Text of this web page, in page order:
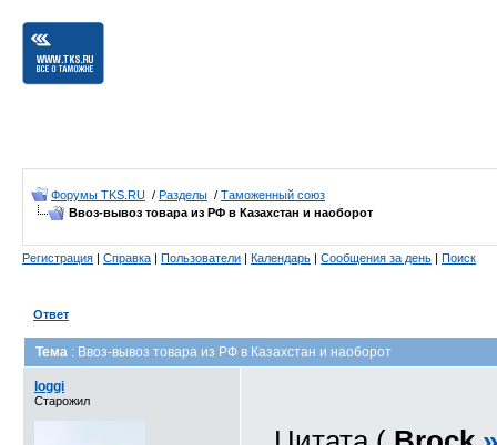
Форумы TKS.RU / Разделы / Таможенный союз
Ввоз-вывоз товара из РФ в Казахстан и наоборот
Регистрация | Справка | Пользователи | Календарь | Сообщения за день | Поиск
Ответ
Тема : Ввоз-вывоз товара из РФ в Казахстан и наоборот
loggi
Старожил